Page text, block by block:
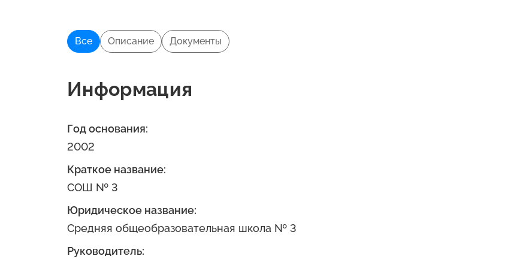
Все Описание Документы
Информация
Год основания:
2002
Краткое название:
СОШ № 3
Юридическое название:
Средняя общеобразовательная школа № 3
Руководитель: